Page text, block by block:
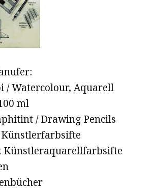
/ Watercolour, Aquarell
ml
/ Drawing Pencils
Künstleraquarellfarbsifte